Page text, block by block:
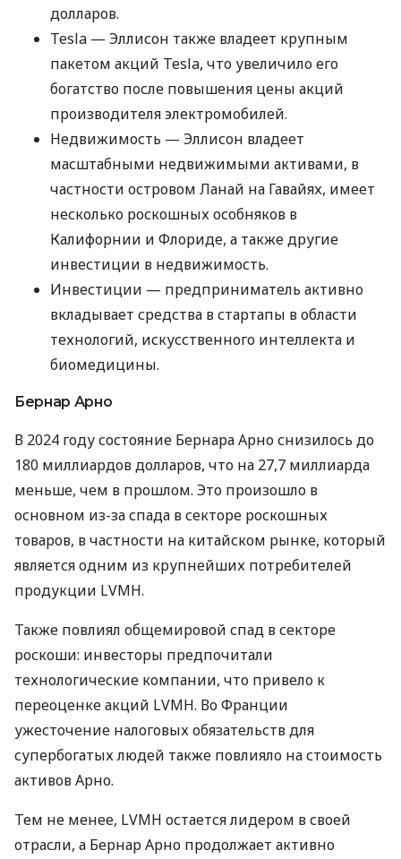
долларов.
Tesla — Эллисон также владеет крупным
пакетом акций Tesla, что увеличило его
богатство после повышения цены акций
производителя электромобилей.
Недвижимость — Эллисон владеет
масштабными недвижимыми активами, в
частности островом Ланай на Гавайях, имеет
несколько роскошных особняков в
Калифорнии и Флориде, а также другие
инвестиции в недвижимость.
Инвестиции — предприниматель активно
вкладывает средства в стартапы в области
технологий, искусственного интеллекта и
биомедицины.
Бернар Арно
В 2024 году состояние Бернара Арно снизилось до
180 миллиардов долларов, что на 27,7 миллиарда
меньше, чем в прошлом. Это произошло в
основном из-за спада в секторе роскошных
товаров, в частности на китайском рынке, который
является одним из крупнейших потребителей
продукции LVMH.
Также повлиял общемировой спад в секторе
роскоши: инвесторы предпочитали
технологические компании, что привело к
переоценке акций LVMH. Во Франции
ужесточение налоговых обязательств для
супербогатых людей также повлияло на стоимость
активов Арно.
Тем не менее, LVMH остается лидером в своей
отрасли, а Бернар Арно продолжает активно